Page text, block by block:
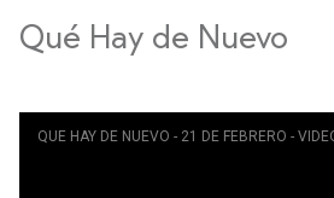
Qué Hay de Nuevo